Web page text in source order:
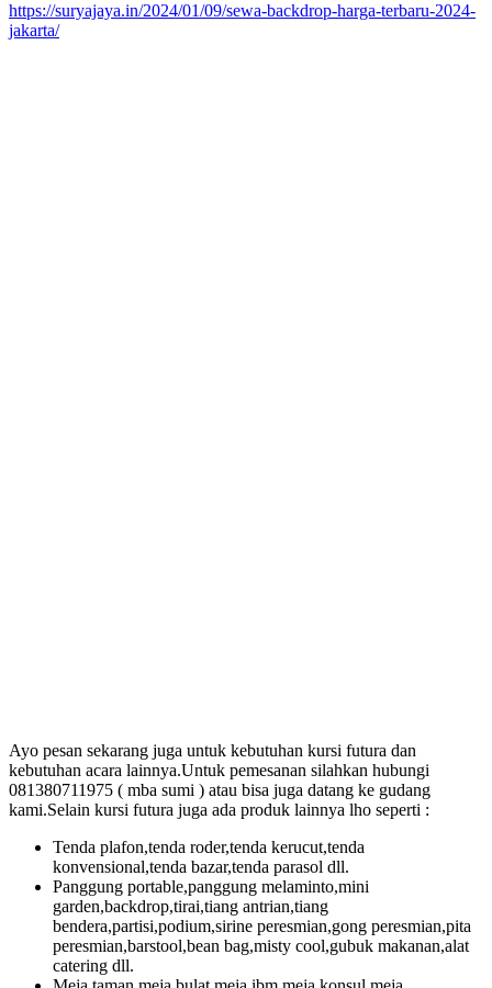
https://suryajaya.in/2024/01/09/sewa-backdrop-harga-terbaru-2024-
jakarta/
Ayo pesan sekarang juga untuk kebutuhan kursi futura dan
kebutuhan acara lainnya.Untuk pemesanan silahkan hubungi
081380711975 ( mba sumi ) atau bisa juga datang ke gudang
kami.Selain kursi futura juga ada produk lainnya lho seperti :
Tenda plafon,tenda roder,tenda kerucut,tenda
konvensional,tenda bazar,tenda parasol dll.
Panggung portable,panggung melaminto,mini
garden,backdrop,tirai,tiang antrian,tiang
bendera,partisi,podium,sirine peresmian,gong peresmian,pita
peresmian,barstool,bean bag,misty cool,gubuk makanan,alat
catering dll.